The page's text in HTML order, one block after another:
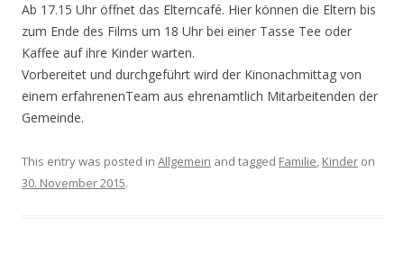
Ab 17.15 Uhr öffnet das Elterncafé. Hier können die Eltern bis
zum Ende des Films um 18 Uhr bei einer Tasse Tee oder
Kaffee auf ihre Kinder warten.
Vorbereitet und durchgeführt wird der Kinonachmittag von
einem erfahrenenTeam aus ehrenamtlich Mitarbeitenden der
Gemeinde.
This entry was posted in Allgemein and tagged Familie, Kinder on
30. November 2015.